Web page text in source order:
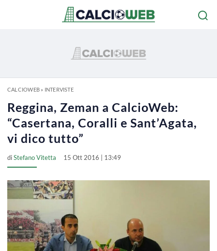
CALCIOWEB» INTERVISTE
Reggina, Zeman a CalcioWeb:
“Casertana, Coralli e Sant’Agata,
vi dico tutto”
diStefano Vitetta 15 Ott 2016 | 13:49